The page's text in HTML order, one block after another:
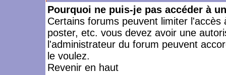
Pourquoi ne puis-je pas accéder à
Certains forums peuvent limiter
poster, etc. vous devez avoir une
l'administrateur du forum peuvent
le voulez.
Revenir en haut